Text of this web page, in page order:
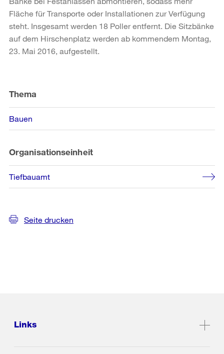
Fläche für Transporte oder Installationen zur Verfügung
steht. Insgesamt werden 18 Poller entfernt. Die Sitzbänke
auf dem Hirschenplatz werden ab kommendem Montag,
23. Mai 2016, aufgestellt.
Informationen
Thema
Bauen
Organisationseinheit
Tiefbauamt
Seite drucken
Links